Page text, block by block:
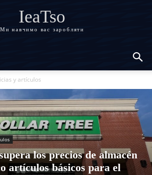
IeaTso
Ми навчимо вас заробляти
y artículos
los precios de almacén
artículos básicos para el